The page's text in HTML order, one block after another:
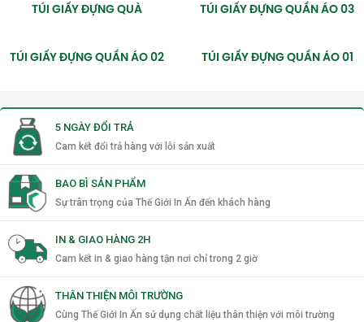
TÚI GIẤY ĐỰNG QUÀ TÚI GIẤY ĐỰNG QUẦN ÁO 03
TÚI GIẤY ĐỰNG QUẦN ÁO 02 TÚI GIẤY ĐỰNG QUẦN ÁO 01
Cam kết đổi trả hàng với lỗi sản xuất
5 NGÀY ĐỔI TRẢ
Sự trân trọng của Thế Giới In Ấn đến khách hàng
BAO BÌ SẢN PHẨM
Cam kết in & giao hàng tận nơi chỉ trong 2 giờ
IN & GIAO HÀNG 2H
Cùng Thế Giới In Ấn sử dụng chất liệu thân thiện với môi trường
THÂN THIỆN MÔI TRƯỜNG